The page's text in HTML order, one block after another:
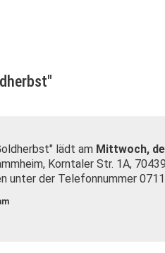
lädt am Mittwoch,
Korntaler Str. 1A,
unter der Telefonnummer